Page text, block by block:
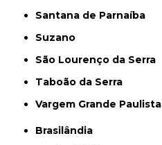
Santana de Parnaíba
Suzano
São Lourenço da Serra
Taboão da Serra
Vargem Grande Paulista
Brasilândia